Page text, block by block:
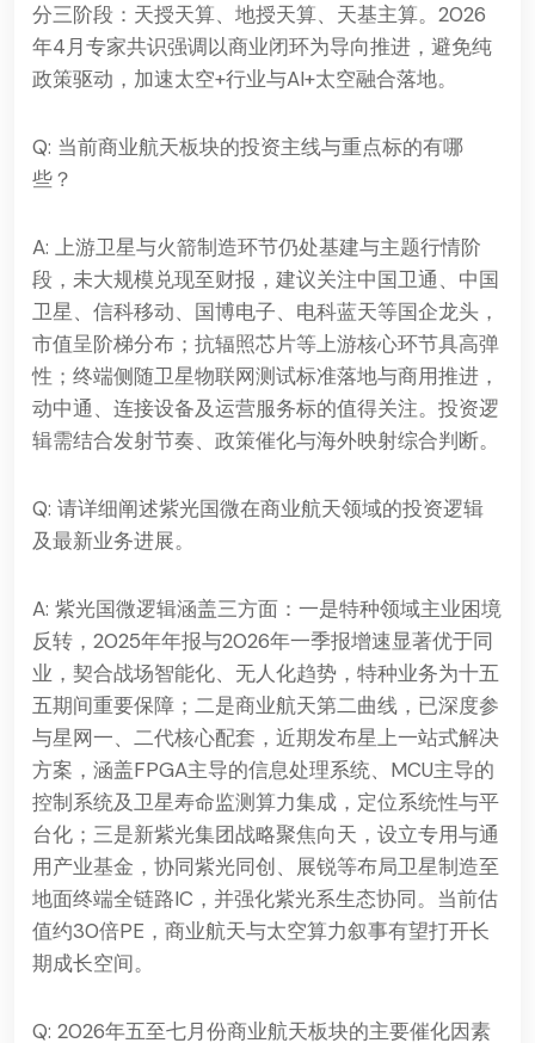
分三阶段：天授天算、地授天算、天基主算。2026
年4月专家共识强调以商业闭环为导向推进，避免纯
政策驱动，加速太空+行业与AI+太空融合落地。
Q: 当前商业航天板块的投资主线与重点标的有哪
些？
A: 上游卫星与火箭制造环节仍处基建与主题行情阶
段，未大规模兑现至财报，建议关注中国卫通、中国
卫星、信科移动、国博电子、电科蓝天等国企龙头，
市值呈阶梯分布；抗辐照芯片等上游核心环节具高弹
性；终端侧随卫星物联网测试标准落地与商用推进，
动中通、连接设备及运营服务标的值得关注。投资逻
辑需结合发射节奏、政策催化与海外映射综合判断。
Q: 请详细阐述紫光国微在商业航天领域的投资逻辑
及最新业务进展。
A: 紫光国微逻辑涵盖三方面：一是特种领域主业困境
反转，2025年年报与2026年一季报增速显著优于同
业，契合战场智能化、无人化趋势，特种业务为十五
五期间重要保障；二是商业航天第二曲线，已深度参
与星网一、二代核心配套，近期发布星上一站式解决
方案，涵盖FPGA主导的信息处理系统、MCU主导的
控制系统及卫星寿命监测算力集成，定位系统性与平
台化；三是新紫光集团战略聚焦向天，设立专用与通
用产业基金，协同紫光同创、展锐等布局卫星制造至
地面终端全链路IC，并强化紫光系生态协同。当前估
值约30倍PE，商业航天与太空算力叙事有望打开长
期成长空间。
Q: 2026年五至七月份商业航天板块的主要催化因素